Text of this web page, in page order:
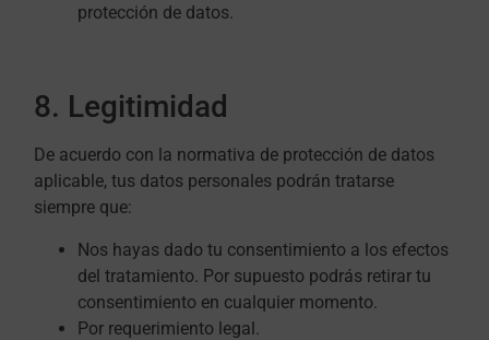
protección de datos.
8. Legitimidad
De acuerdo con la normativa de protección de datos
aplicable, tus datos personales podrán tratarse
siempre que:
Nos hayas dado tu consentimiento a los efectos
del tratamiento. Por supuesto podrás retirar tu
consentimiento en cualquier momento.
Por requerimiento legal.